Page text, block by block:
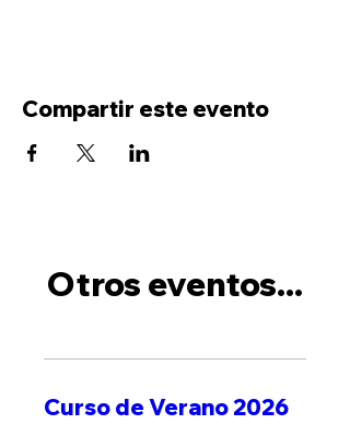
Compartir este evento
Otros eventos...
Curso de Verano 2026